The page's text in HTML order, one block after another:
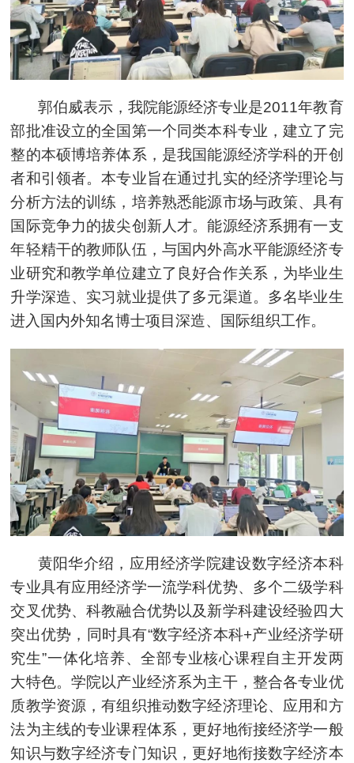
郭伯威表示，我院能源经济专业是2011年教育
部批准设立的全国第一个同类本科专业，建立了完
整的本硕博培养体系，是我国能源经济学科的开创
者和引领者。本专业旨在通过扎实的经济学理论与
分析方法的训练，培养熟悉能源市场与政策、具有
国际竞争力的拔尖创新人才。能源经济系拥有一支
年轻精干的教师队伍，与国内外高水平能源经济专
业研究和教学单位建立了良好合作关系，为毕业生
升学深造、实习就业提供了多元渠道。多名毕业生
进入国内外知名博士项目深造、国际组织工作。
黄阳华介绍，应用经济学院建设数字经济本科
专业具有应用经济学一流学科优势、多个二级学科
交叉优势、科教融合优势以及新学科建设经验四大
突出优势，同时具有“数字经济本科+产业经济学研
究生”一体化培养、全部专业核心课程自主开发两
大特色。学院以产业经济系为主干，整合各专业优
质教学资源，有组织推动数字经济理论、应用和方
法为主线的专业课程体系，更好地衔接经济学一般
知识与数字经济专门知识，更好地衔接数字经济本